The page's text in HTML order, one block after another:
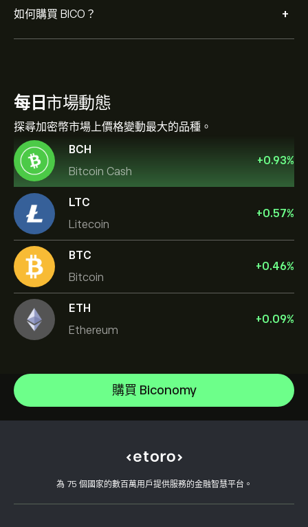
如何購買 BICO？ +
每日 市場動態
探尋加密幣市場上價格變動最大的品種。
BCH
Bitcoin Cash
+0.93%
LTC
Litecoin
+0.57%
BTC
Bitcoin
+0.46%
ETH
Ethereum
+0.09%
購買 Biconomy
為 75 個國家的數百萬用戶提供服務的金融智慧平台。
XRP
Litecoin
Sui
如何存款
如何提款
開設帳戶
用戶端漏洞
CopyTrading 如何運作
負責任的交易
為什麼選擇 eToro
我們的辦事處
風險揭露